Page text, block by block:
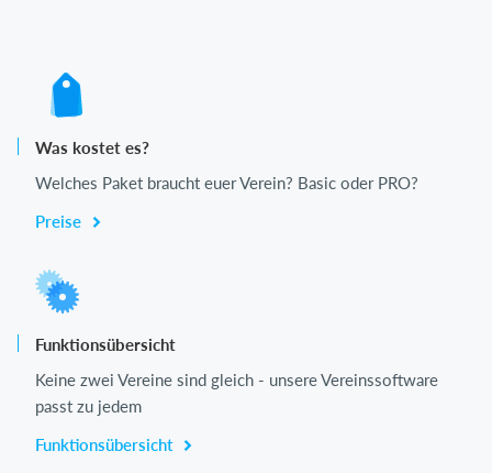
Was kostet es?
Welches Paket braucht euer Verein? Basic oder PRO?
Preise
Funktionsübersicht
Keine zwei Vereine sind gleich - unsere Vereinssoftware
passt zu jedem
Funktionsübersicht